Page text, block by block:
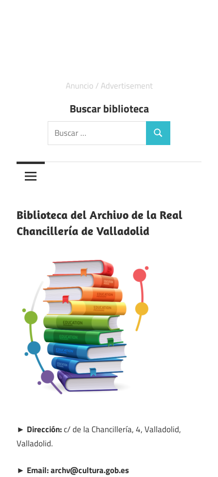
Buscar biblioteca
Buscar:
Buscar
Biblioteca del Archivo de la Real
Chancillería de Valladolid
► Dirección:c/ de la Chancillería, 4, Valladolid,
Valladolid.
► Email: archv@cultura.gob.es